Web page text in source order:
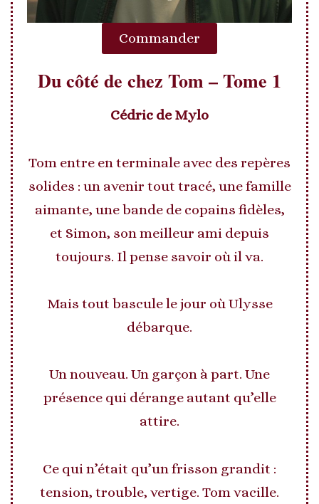
Commander
Du côté de chez Tom – Tome 1
Cédric de Mylo
Tom entre en terminale avec des repères
solides : un avenir tout tracé, une famille
aimante, une bande de copains fidèles,
et Simon, son meilleur ami depuis
toujours. Il pense savoir où il va.
Mais tout bascule le jour où Ulysse
débarque.
Un nouveau. Un garçon à part. Une
présence qui dérange autant qu’elle
attire.
Ce qui n’était qu’un frisson grandit :
tension, trouble, vertige. Tom vacille.